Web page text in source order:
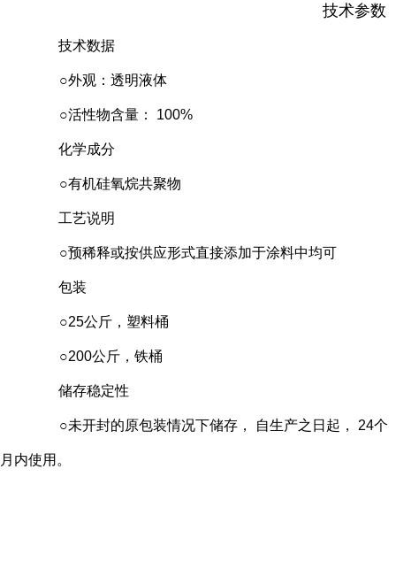
技术参数
技术数据
○外观：透明液体
○活性物含量： 100%
化学成分
○有机硅氧烷共聚物
工艺说明
○预稀释或按供应形式直接添加于涂料中均可
包装
○25公斤，塑料桶
○200公斤，铁桶
储存稳定性
○未开封的原包装情况下储存， 自生产之日起， 24个
月内使用。